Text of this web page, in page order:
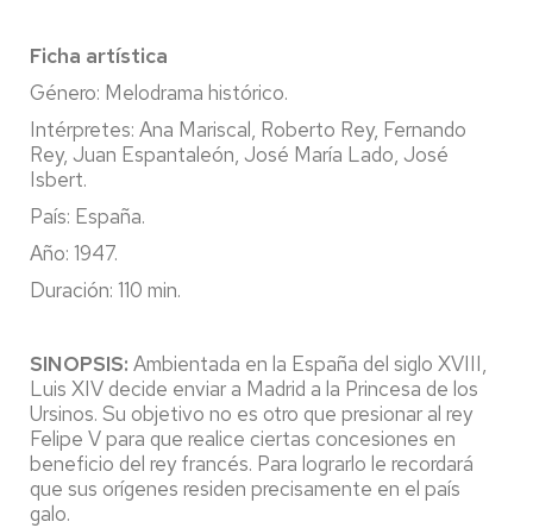
Ficha artística
Género: Melodrama histórico.
Intérpretes: Ana Mariscal, Roberto Rey, Fernando
Rey, Juan Espantaleón, José María Lado, José
Isbert.
País: España.
Año: 1947.
Duración: 110 min.
SINOPSIS: Ambientada en la España del siglo XVIII,
Luis XIV decide enviar a Madrid a la Princesa de los
Ursinos. Su objetivo no es otro que presionar al rey
Felipe V para que realice ciertas concesiones en
beneficio del rey francés. Para lograrlo le recordará
que sus orígenes residen precisamente en el país
galo.